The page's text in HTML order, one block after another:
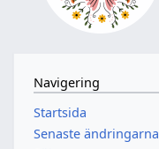
Navigering
Startsida
Senaste ändringarna